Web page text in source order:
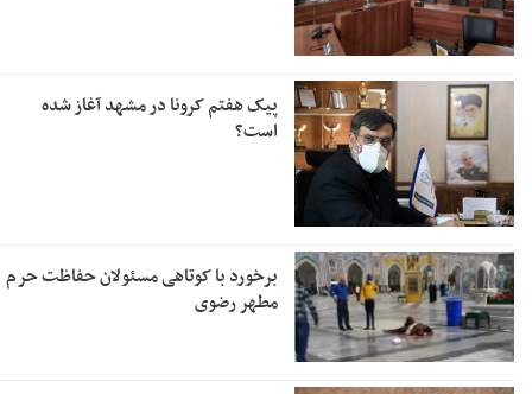
پیک هفتم کرونا در مشهد آغاز شده
است؟
برخورد با کوتاهی مسئولان حفاظت حرم
مطهر رضوی